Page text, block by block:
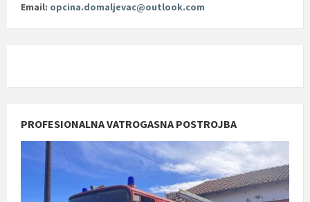
Email: opcina.domaljevac@outlook.com
PROFESIONALNA VATROGASNA POSTROJBA